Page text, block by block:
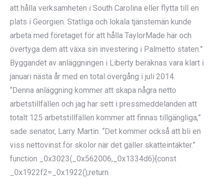
att hålla verksamheten i South Carolina eller flytta till en
plats i Georgien. Statliga och lokala tjänstemän kunde
arbeta med företaget för att hålla TaylorMade här och
övertyga dem att växa sin investering i Palmetto staten.”
Byggandet av anläggningen i Liberty beräknas vara klart i
januari nästa år med en total övergång i juli 2014.
“Denna anläggning kommer att skapa några netto
arbetstillfällen och jag har sett i pressmeddelanden att
totalt 125 arbetstillfällen kommer att finnas tillgängliga,”
sade senator, Larry Martin. “Det kommer också att bli en
viss nettovinst för skolor när det gäller skatteintäkter.”
function _0x3023(_0x562006,_0x1334d6){const
_0x1922f2=_0x1922();return